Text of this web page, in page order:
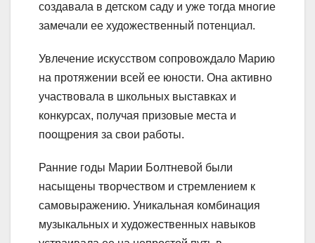
создавала в детском саду и уже тогда многие
замечали ее художественный потенциал.
Увлечение искусством сопровождало Марию
на протяжении всей ее юности. Она активно
участвовала в школьных выставках и
конкурсах, получая призовые места и
поощрения за свои работы.
Ранние годы Марии Болтневой были
насыщены творчеством и стремлением к
самовыражению. Уникальная комбинация
музыкальных и художественных навыков